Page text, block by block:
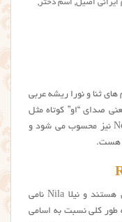
ایرانی اصیل, اسم دختر ,
ثنا و نورا ریشه عربی
صدای “او” کوتاه مثل
صدای “ر” در واژه “رخ” نامی بین المللی Norah نیز محسوب می شود و
هست.
رستا و همتا نام هایی با ریشه فارسی اصیل هستند و نیلا Nila نامی
طور کلی نسبت به اسامی